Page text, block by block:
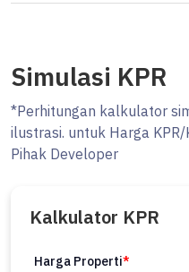
Simulasi KPR
*Perhitungan kalkulator
ilustrasi. untuk Harga
Pihak Developer
Kalkulator KPR
Harga Properti*